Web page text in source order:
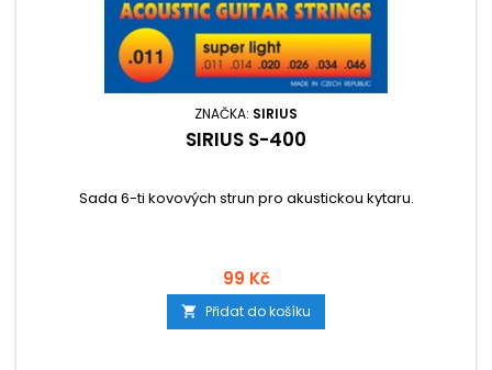
ZNAČKA: SIRIUS
SIRIUS S-400
Sada 6-ti kovových strun pro akustickou kytaru.
99 Kč
 Přidat do košíku